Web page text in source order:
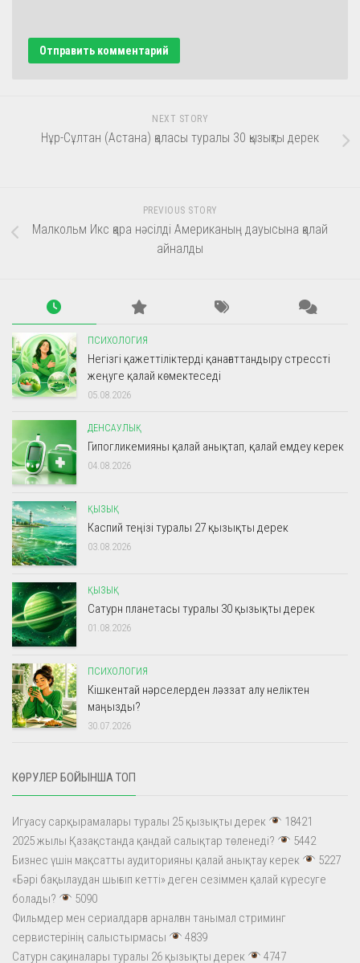
NEXT STORY
Нұр-Сұлтан (Астана) қаласы туралы 30 қызықты дерек
PREVIOUS STORY
Малкольм Икс қара нәсілді Американың дауысына қалай
айналды
ПСИХОЛОГИЯ
Негізгі қажеттіліктерді қанағаттандыру стрессті
жеңуге қалай көмектеседі
05.08.2026
ДЕНСАУЛЫҚ
Гипогликемияны қалай анықтап, қалай емдеу керек
04.08.2026
ҚЫЗЫҚ
Каспий теңізі туралы 27 қызықты дерек
03.08.2026
ҚЫЗЫҚ
Сатурн планетасы туралы 30 қызықты дерек
01.08.2026
ПСИХОЛОГИЯ
Кішкентай нәрселерден ләззат алу неліктен
маңызды?
30.07.2026
КӨРУЛЕР БОЙЫНША ТОП
Игуасу сарқырамалары туралы 25 қызықты дерек
18421
2025 жылы Қазақстанда қандай салықтар төленеді?
5442
Бизнес үшін мақсатты аудиторияны қалай анықтау керек
5227
«Бәрі бақылаудан шығып кетті» деген сезіммен қалай күресуге
болады?
5090
Фильмдер мен сериалдарға арналған танымал стриминг
сервистерінің салыстырмасы
4839
Сатурн сақиналары туралы 26 қызықты дерек
4747